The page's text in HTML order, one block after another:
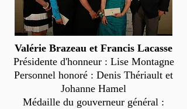
Valérie Brazeau et Francis Lacasse
Présidente d'honneur : Lise Montagne
Personnel honoré : Denis Thériault et
Johanne Hamel
Médaille du gouverneur général :